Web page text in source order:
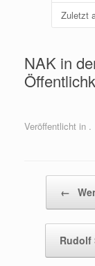
Zuletzt
NAK in
Veröffentlicht in .
←
Rudolf